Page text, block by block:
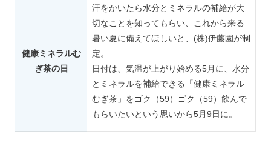
健康ミネラルむ
ぎ茶の日
汗をかいたら水分とミネラルの補給が大
切なことを知ってもらい、これから来る
暑い夏に備えてほしいと、(株)伊藤園が制
定。
日付は、気温が上がり始める5月に、水分
とミネラルを補給できる「健康ミネラル
むぎ茶」をゴク（59）ゴク（59）飲んで
もらいたいという思いから5月9日に。